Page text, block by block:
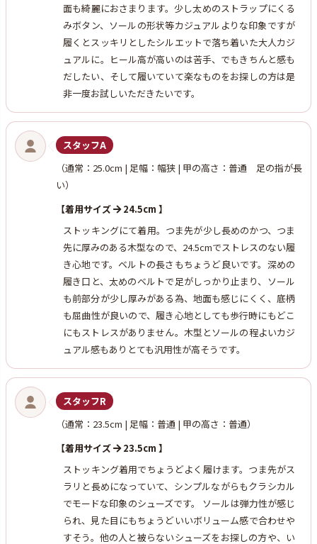
面も綺麗におさまります。少し太めのストラップにくる
みボタン、ソールの形状等カジュアルよりな印象ですが
履くとスッキリとしたシルエットで落ち着いた大人カジ
ュアルに。ヒール高が高いのは苦手、でもきちんと感も
だしたい、そして履いていて楽なものをお探しの方は是
非一度お試しいただきたいです。
スタッフA
（通常：25.0cm | 足幅：幅狭 | 甲の高さ：普通 足の指が長
い）
【着用サイズ
24.5cm 】
ストッキングにて着用。つま先が少し長めのかつ、つま
先に厚みのある木型なので、24.5cmでストレスのない履
き心地です。ベルトの長さもちょうど良いです。深めの
履き口と、太めのベルトで足がしっかり止まり、ソール
も前部分が少し厚みがある為、地面も感じにくく、底柄
も屈曲性が良いので、履き心地としても歩行時にもどこ
にもストレスがありません。木型とソールの程よいカジ
ュアル感もありとても汎用性が高そうです。
スタッフR
（通常：23.5cm | 足幅：普通 | 甲の高さ：普通）
【着用サイズ
23.5cm 】
ストッキング着用でちょうどよく履けます。つま先がス
ラリと長めになっていて、シンプルながらもクラシカル
でモードな印象のシューズです。 ソールは弾力性が感じ
られ、見た目にもちょうどいいボリューム感で合わせや
すそう。他の人と被らないシューズをお探しの方や、い